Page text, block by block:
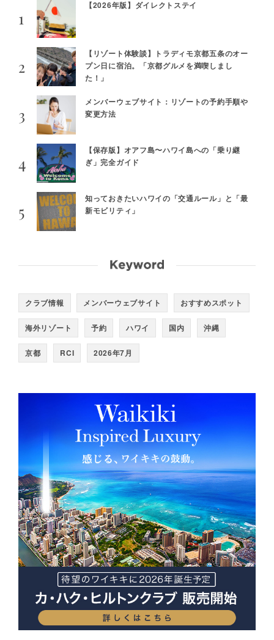
【2026年版】ダイレクトステイ
【リゾート体験談】トラディモ京都五条のオー
プン日に宿泊。「京都グルメを満喫しまし
た！」
メンバーウェブサイト：リゾートの予約手順や
変更方法
【保存版】オアフ島〜ハワイ島への「乗り継
ぎ」完全ガイド
知っておきたいハワイの「交通ルール」と「最
新モビリティ」
クラブ情報 メンバーウェブサイト おすすめスポット
海外リゾート 予約 ハワイ 国内 沖縄
京都 RCI 2026年7月